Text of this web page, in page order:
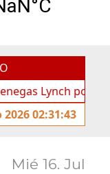
por “conflicto
02:31:43
Mié 16. Jul